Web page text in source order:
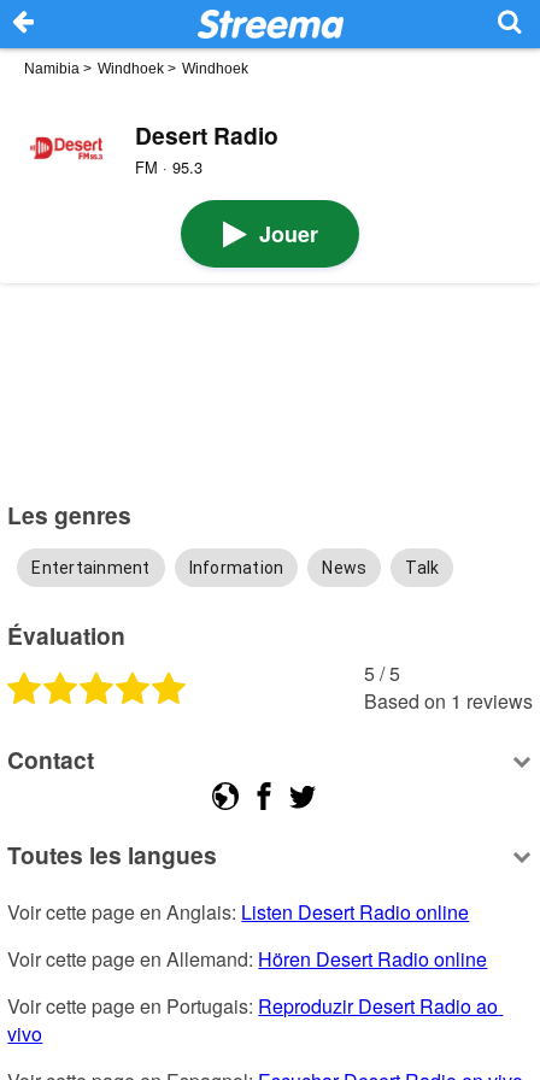
Namibia > Windhoek > Windhoek
Desert Radio
FM · 95.3
Jouer
Les genres
Entertainment Information News Talk
Évaluation
5 /5
Based on 1 reviews
Contact
Toutes les langues
Voir cette page en Anglais: Listen Desert Radio online
Voir cette page en Allemand: Hören Desert Radio online
Voir cette page en Portugais: Reproduzir Desert Radio ao
vivo